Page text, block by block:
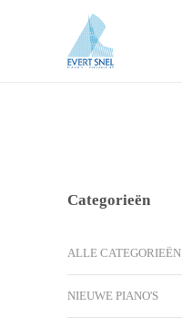
Categorieën
ALLE CATEGORIEËN
NIEUWE PIANO'S